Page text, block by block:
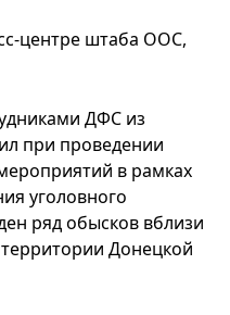
центре штаба ООС,
ДФС из
при проведении
в рамках
уголовного
ряд обысков вблизи
Донецкой